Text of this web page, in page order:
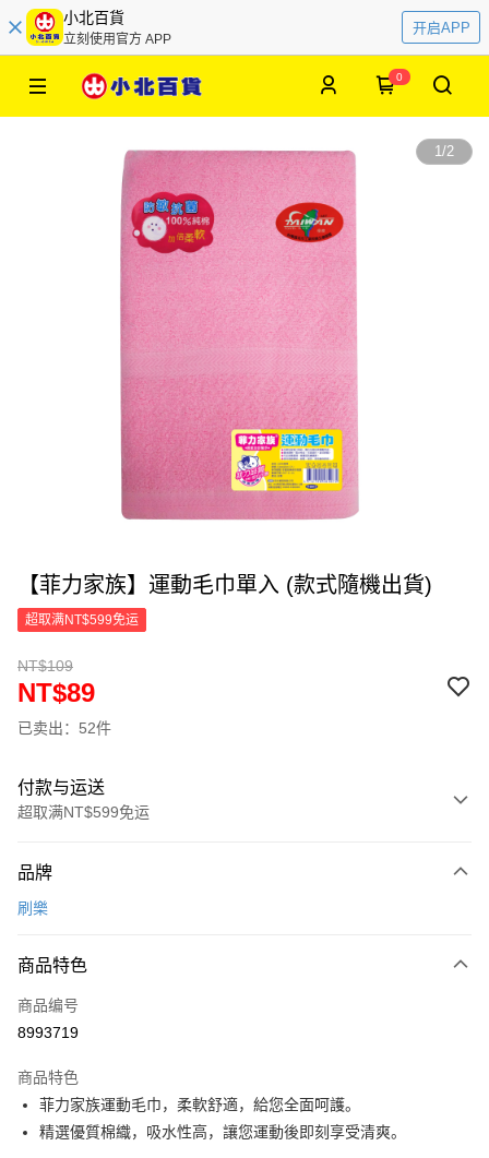
小北百貨
立刻使用官方 APP
开启APP
0
1/2
【菲力家族】運動毛巾單入 (款式隨機出貨)
超取满NT$599免运
NT$109
NT$89
已卖出：52件
付款与运送
超取满NT$599免运
信用卡一次付款
LINE Pay
Apple Pay
悠遊付
Google Pay
品牌
刷樂
商品特色
商品编号
8993719
商品特色
菲力家族運動毛巾，柔軟舒適，給您全面呵護。
精選優質棉織，吸水性高，讓您運動後即刻享受清爽。